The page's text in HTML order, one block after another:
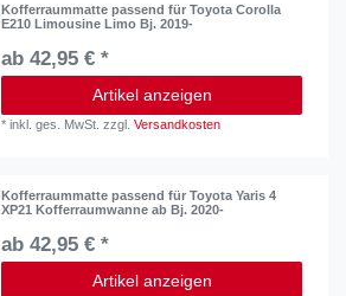
Kofferraummatte passend für Toyota Corolla
E210 Limousine Limo Bj. 2019-
ab 42,95 € *
Artikel anzeigen
*inkl. ges. MwSt. zzgl.Versandkosten
Kofferraummatte passend für Toyota Yaris 4
XP21 Kofferraumwanne ab Bj. 2020-
ab 42,95 € *
Artikel anzeigen